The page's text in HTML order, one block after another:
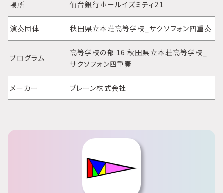
場所 仙台銀行ホールイズミティ21
演奏団体 秋田県立本荘高等学校_サクソフォン四重奏
プログラム
高等学校の部 16 秋田県立本荘高等学校_
サクソフォン四重奏
メーカー ブレーン株式会社